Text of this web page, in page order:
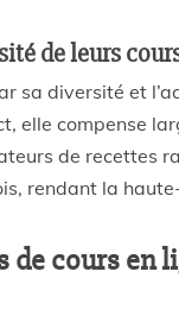
de leurs
sa diversité et
elle compense
de recettes
rendant la
de cours en